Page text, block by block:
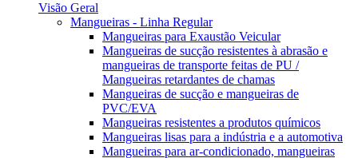
Visão Geral
Mangueiras - Linha Regular
Mangueiras para Exaustão Veicular
Mangueiras de sucção resistentes à abrasão e
mangueiras de transporte feitas de PU /
Mangueiras retardantes de chamas
Mangueiras de sucção e mangueiras de
PVC/EVA
Mangueiras resistentes a produtos químicos
Mangueiras lisas para a indústria e a automotiva
Mangueiras para ar-condicionado, mangueiras